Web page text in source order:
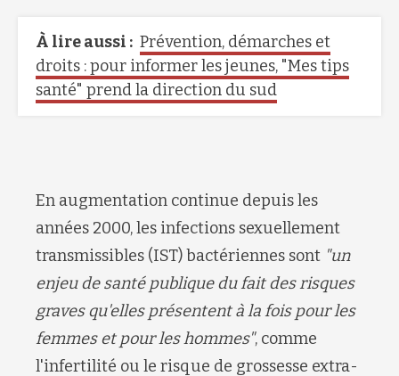
À lire aussi : Prévention, démarches et
droits : pour informer les jeunes, "Mes tips
santé" prend la direction du sud
En augmentation continue depuis les
années 2000, les infections sexuellement
transmissibles (IST) bactériennes sont "un
enjeu de santé publique du fait des risques
graves qu'elles présentent à la fois pour les
femmes et pour les hommes", comme
l'infertilité ou le risque de grossesse extra-